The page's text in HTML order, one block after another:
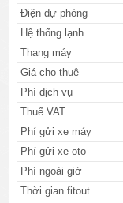
Điện dự phòng
Hệ thống lạnh
Thang máy
Giá cho thuê
Phí dịch vụ
Thuế VAT
Phí gửi xe máy
Phí gửi xe oto
Phí ngoài giờ
Thời gian fitout